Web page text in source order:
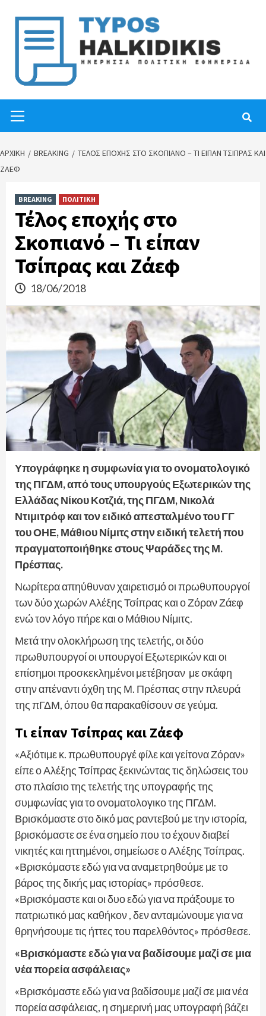
content
Menu
ΑΡΧΙΚΉ BREAKING
ΤΈΛΟΣ ΕΠΟΧΉΣ ΣΤΟ ΣΚΟΠΙΑΝΌ – ΤΙ ΕΊΠΑΝ ΤΣΊΠΡΑΣ ΚΑΙ
ΖΆΕΦ
BREAKING ΠΟΛΙΤΙΚΗ
Τέλος εποχής στο
Σκοπιανό – Τι είπαν
Τσίπρας και Ζάεφ
18/06/2018
Υπογράφηκε η συμφωνία για το ονοματολογικό
της ΠΓΔΜ, από τους υπουργούς Εξωτερικών της
Ελλάδας Νίκου Κοτζιά, της ΠΓΔΜ, Νικολά
Ντιμιτρόφ και τον ειδικό απεσταλμένο του ΓΓ
του ΟΗΕ, Μάθιου Νίμιτς στην ειδική τελετή που
πραγματοποιήθηκε στους Ψαράδες της Μ.
Πρέσπας.
Νωρίτερα απηύθυναν χαιρετισμό οι πρωθυπουργοί
των δύο χωρών Αλέξης Τσίπρας και ο Ζόραν Ζάεφ
ενώ τον λόγο πήρε και ο Μάθιου Νίμιτς.
Μετά την ολοκλήρωση της τελετής, οι δύο
πρωθυπουργοί οι υπουργοί Εξωτερικών και οι
επίσημοι προσκεκλημένοι μετέβησαν με σκάφη
στην απέναντι όχθη της Μ. Πρέσπας στην πλευρά
της πΓΔΜ, όπου θα παρακαθίσουν σε γεύμα.
Τι είπαν Τσίπρας και Ζάεφ
«Αξιότιμε κ. πρωθυπουργέ φίλε και γείτονα Ζόραν»
είπε ο Αλέξης Τσίπρας ξεκινώντας τις δηλώσεις του
στο πλαίσιο της τελετής της υπογραφής της
συμφωνίας για το ονοματολογικο της ΠΓΔΜ.
Βρισκόμαστε στο δικό μας ραντεβού με την ιστορία,
βρισκόμαστε σε ένα σημείο που το έχουν διαβεί
νικητές και ηττημένοι, σημείωσε ο Αλέξης Τσίπρας.
«Βρισκόμαστε εδώ για να αναμετρηθούμε με το
βάρος της δικής μας ιστορίας» πρόσθεσε.
«Βρισκόμαστε και οι δυο εδώ για να πράξουμε το
πατριωτικό μας καθήκον , δεν ανταμώνουμε για να
θρηνήσουμε τις ήττες του παρελθόντος» πρόσθεσε.
«Βρισκόμαστε εδώ για να βαδίσουμε μαζί σε μια
νέα πορεία ασφάλειας»
«Βρισκόμαστε εδώ για να βαδίσουμε μαζί σε μια νέα
πορεία ασφάλειας, η σημερινή μας υπογραφή βάζει